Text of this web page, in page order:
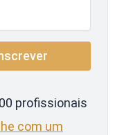
profissionais
com um